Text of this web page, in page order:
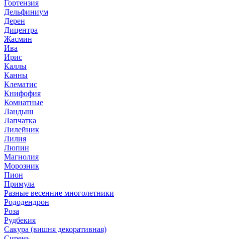
Гортензия
Дельфиниум
Дерен
Дицентра
Жасмин
Ива
Ирис
Каллы
Канны
Клематис
Книфофия
Комнатные
Ландыш
Лапчатка
Лилейник
Лилия
Люпин
Магнолия
Морозник
Пион
Примула
Разные весенние многолетники
Рододендрон
Роза
Рудбекия
Сакура (вишня декоративная)